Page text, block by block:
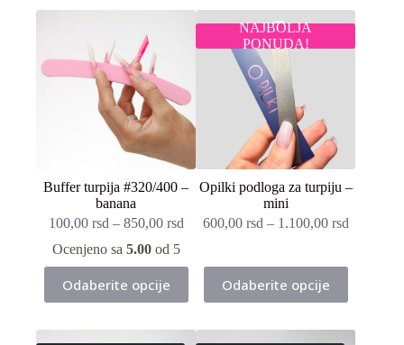
Buffer turpija #320/400 –
banana
100,00 rsd – 850,00 rsd
Ocenjeno sa 5.00od 5
Odaberite opcije
proizvod
ima
NAJBOLJA
PONUDA!
Opilki podloga za turpiju –
mini
600,00 rsd – 1.100,00 rsd
Odaberite opcije
proizvod
ima